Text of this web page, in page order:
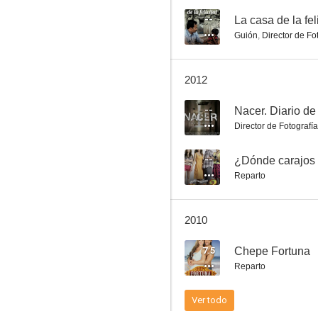
6.0
-- La casa de la
Guión, Director de
2012
-- Nacer. Diario
Director de Fotografía
-- ¿Dónde
Reparto
2010
7.5 Chepe Fortuna
Reparto
Ver todo